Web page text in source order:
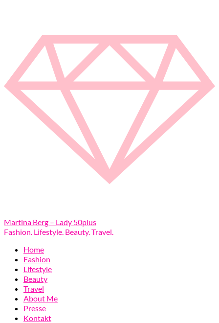
Martina Berg – Lady 50plus
Fashion. Lifestyle. Beauty. Travel.
Home
Fashion
Lifestyle
Beauty
Travel
About Me
Presse
Kontakt